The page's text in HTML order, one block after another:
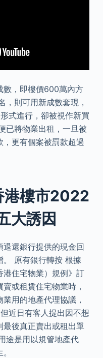
數，即樓價600萬內方
，則可用新成數套現，
式進行，卻被視作新買
已將物業出租，一旦被
更有個案被罰款超過
港樓市2022
大誘因
還銀行提供的現金回
。 原有銀行轉按 根據
港住宅物業）規例》訂
或租賃住宅物業時，
用的地產代理協議，
近日有客人提出因不想
後真正賣出或租出單
途是用以規管地產代